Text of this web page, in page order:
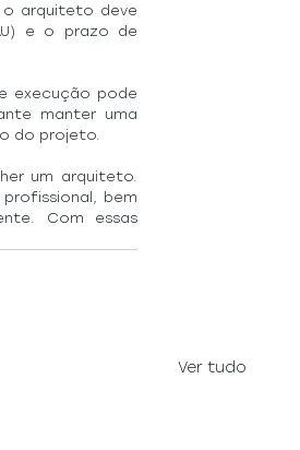
o arquiteto deve
e o prazo de
execução pode
manter uma
do projeto.
um arquiteto.
bem
Com essas
Ver tudo